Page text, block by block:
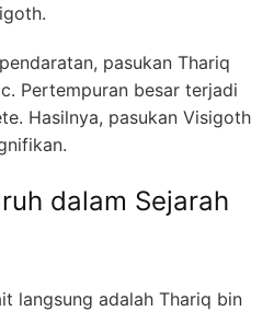
pasukan Thariq
Pertempuran besar terjadi
Hasilnya, pasukan Visigoth
dalam Sejarah
langsung adalah Thariq bin